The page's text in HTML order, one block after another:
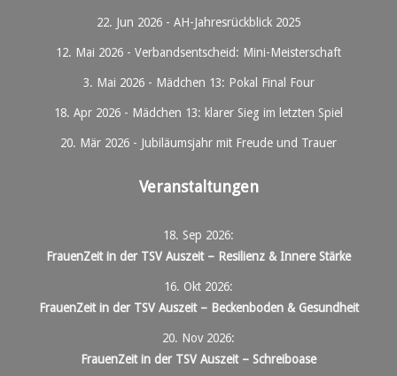
22. Jun 2026 - AH-Jahresrückblick 2025
12. Mai 2026 - Verbandsentscheid: Mini-Meisterschaft
3. Mai 2026- Mädchen 13: Pokal Final Four
18. Apr 2026 - Mädchen 13: klarer Sieg im letzten Spiel
20. Mär 2026 - Jubiläumsjahr mit Freude und Trauer
Veranstaltungen
18. Sep 2026:
FrauenZeit in der TSV Auszeit – Resilienz & Innere Stärke
16. Okt 2026:
FrauenZeit in der TSV Auszeit – Beckenboden & Gesundheit
20. Nov 2026:
FrauenZeit in der TSV Auszeit – Schreiboase